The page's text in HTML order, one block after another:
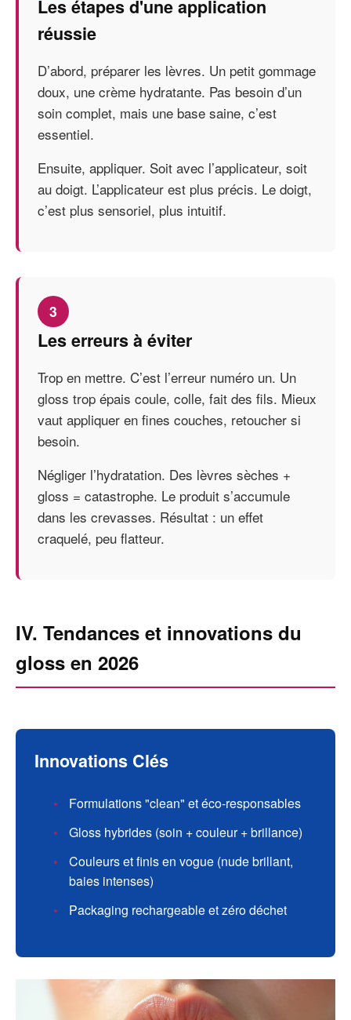
Les étapes d'une application
réussie
D’abord, préparer les lèvres. Un petit gommage
doux, une crème hydratante. Pas besoin d’un
soin complet, mais une base saine, c’est
essentiel.
Ensuite, appliquer. Soit avec l’applicateur, soit
au doigt. L’applicateur est plus précis. Le doigt,
c’est plus sensoriel, plus intuitif.
3
Les erreurs à éviter
Trop en mettre. C’est l’erreur numéro un. Un
gloss trop épais coule, colle, fait des fils. Mieux
vaut appliquer en fines couches, retoucher si
besoin.
Négliger l’hydratation. Des lèvres sèches +
gloss = catastrophe. Le produit s’accumule
dans les crevasses. Résultat : un effet
craquelé, peu flatteur.
IV. Tendances et innovations du
gloss en 2026
Innovations Clés
Formulations "clean" et éco-responsables
Gloss hybrides (soin + couleur + brillance)
Couleurs et finis en vogue (nude brillant,
baies intenses)
Packaging rechargeable et zéro déchet